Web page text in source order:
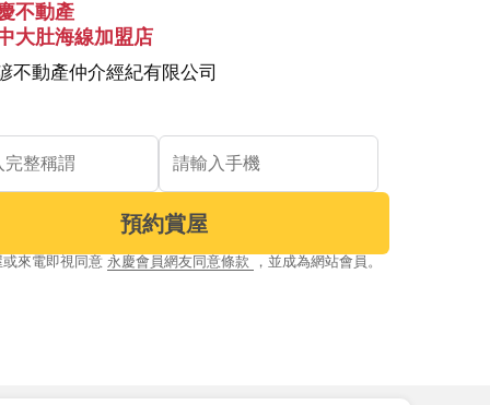
不動產
大肚海線加盟店
不動產仲介經紀有限公司
預約賞屋
來電即視同意 永慶會員網友同意條款 ，並成為網站會員。